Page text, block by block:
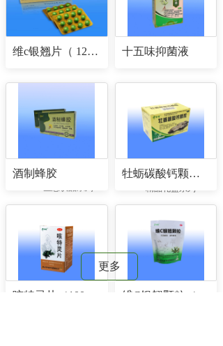
精品礼盒系列
维c银翘片（ 12片/板×2板/盒×400盒/件） 十五味抑菌液
酒制蜂胶 牡蛎碳酸钙颗粒（5克/包×24包/盒）
更多